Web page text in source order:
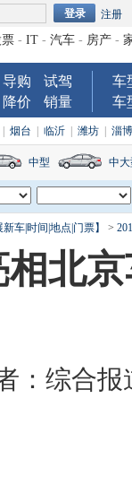
注册
票 - IT - 汽车 - 房产 -
导购
试驾
降价 销量
车
车
烟台 临沂 潍坊 淄博
中型 中
车|时间|地点|门票】 >
北
：综合报